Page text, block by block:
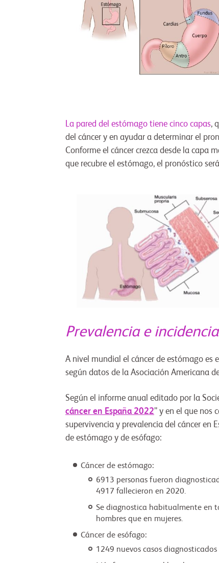
La pared del estómago tiene cinco capas,
del cáncer y en ayudar a determinar el
Conforme el cáncer crezca desde la capa
que recubre el estómago, el pronóstico
Prevalencia e
A nivel mundial el cáncer de estómago es
según datos de la Asociación Americana
Según el informe anual editado por la
cáncer en España 2022” y en el que nos
supervivencia y prevalencia del cáncer en
de estómago y de esófago:
Cáncer de estómago:
6913 personas fueron
4917 fallecieron en 2020.
Se diagnostica habitualmente en
hombres que en mujeres.
Cáncer de esófago:
1249 nuevos casos